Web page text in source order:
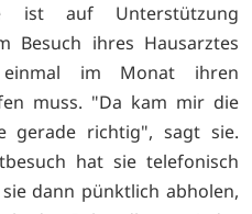
ist auf Unterstützung
Besuch ihres Hausarztes
im Monat ihren
muss. "Da kam mir die
gerade richtig", sagt sie.
hat sie telefonisch
dann pünktlich abholen,